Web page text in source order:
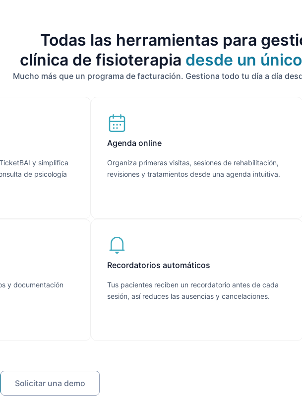
Todas las herramientas para
clínica de fisioterapia desde un
Mucho más que un programa de facturación. Gestiona todo tu día a día
y simplifica
de psicología
Agenda online
Organiza primeras visitas, sesiones de rehabilitación,
revisiones y tratamientos desde una agenda intuitiva.
y documentación
Recordatorios automáticos
Tus pacientes reciben un recordatorio antes de cada
sesión, así reduces las ausencias y cancelaciones.
Solicitar una demo